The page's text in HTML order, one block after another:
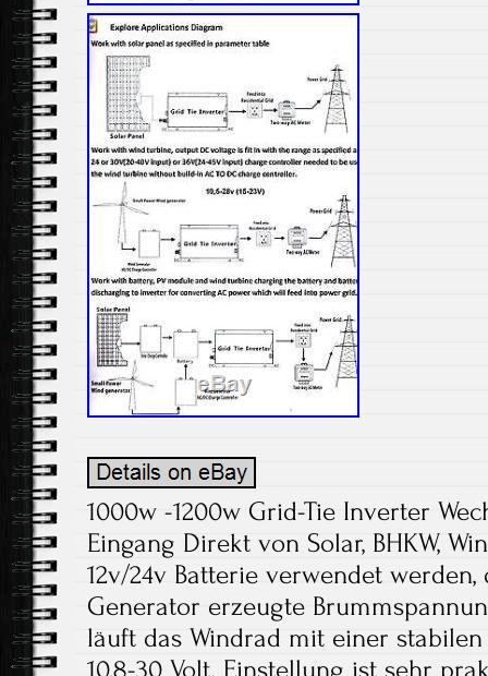
1000w -1200w Grid-Tie Inverter
Eingang Direkt von Solar, BHKW,
12v/24v Batterie verwendet
Generator erzeugte
läuft das Windrad mit einer
10,8-30 Volt. Einstellung ist sehr